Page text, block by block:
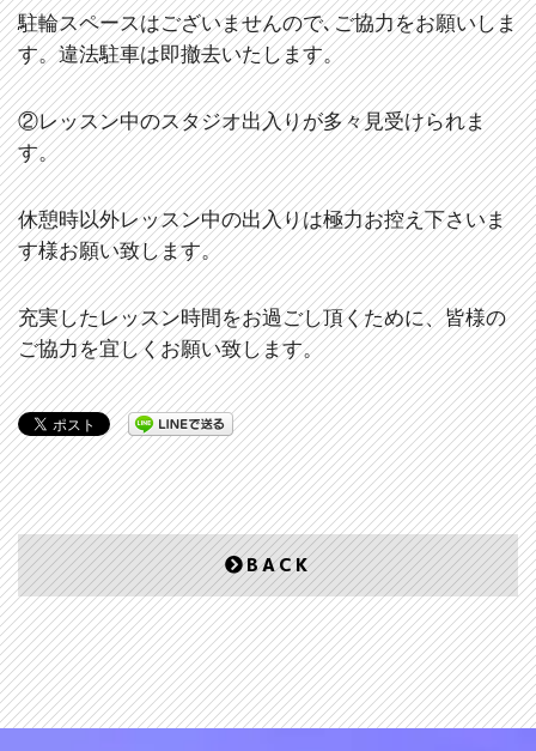
駐輪スペースはございませんので､ご協力をお願いしま
す。違法駐車は即撤去いたします。
②レッスン中のスタジオ出入りが多々見受けられま
す。
休憩時以外レッスン中の出入りは極力お控え下さいま
す様お願い致します。
充実したレッスン時間をお過ごし頂くために、皆様の
ご協力を宜しくお願い致します。
BACK